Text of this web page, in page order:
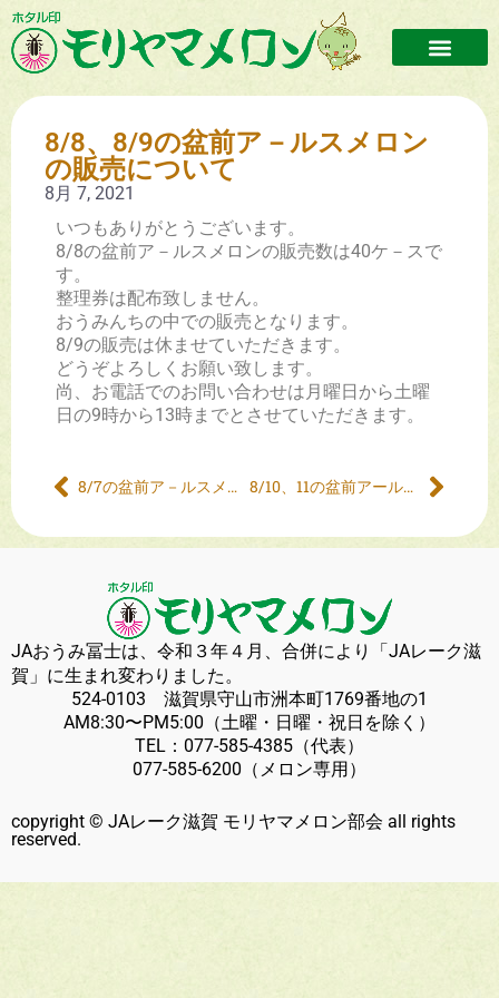
8/8、8/9の盆前ア－ルスメロン
の販売について
8月 7, 2021
いつもありがとうございます。
8/8の盆前ア－ルスメロンの販売数は40ケ－スで
す。
整理券は配布致しません。
おうみんちの中での販売となります。
8/9の販売は休ませていただきます。
どうぞよろしくお願い致します。
尚、お電話でのお問い合わせは月曜日から土曜
日の9時から13時までとさせていただきます。
8/7の盆前ア－ルスメロンの販売について 8/10、11の盆前アールスの販売について
JAおうみ冨士は、令和３年４月、合併により「JAレーク滋
賀」に生まれ変わりました。
524-0103 滋賀県守山市洲本町1769番地の1
AM8:30〜PM5:00（土曜・日曜・祝日を除く）
TEL： 077-585-4385 （代表）
077-585-6200 （メロン専用）
copyright © JAレーク滋賀 モリヤマメロン部会 all rights
reserved.